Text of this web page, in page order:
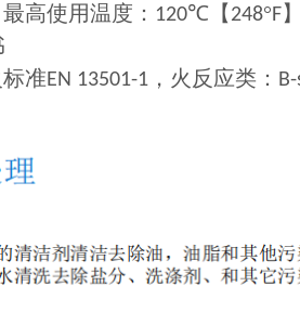
高使用温度： 120℃【 248°F】
准EN 13501-1 ，火反应类：